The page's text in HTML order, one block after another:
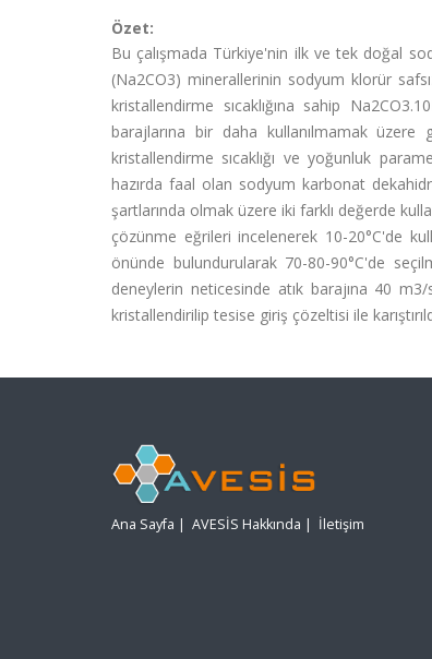
Özet:
Bu çalışmada Türkiye'nin ilk ve tek doğal
(Na2CO3) minerallerinin sodyum klorür
kristallendirme sıcaklığına sahip
barajlarına bir daha kullanılmamak üzere
kristallendirme sıcaklığı ve yoğunluk
hazırda faal olan sodyum karbonat
şartlarında olmak üzere iki farklı değerde
çözünme eğrileri incelenerek 10-20°C'de
önünde bulundurularak 70-80-90°C'de
deneylerin neticesinde atık barajına 40
kristallendirilip tesise giriş çözeltisi ile
Ana Sayfa | AVESİS Hakkında | İletişim